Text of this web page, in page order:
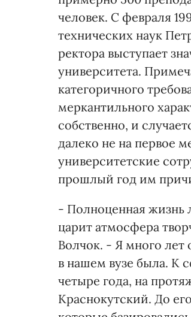
человек. С февраля
технических наук
ректора выступает
университета.
категоричного
меркантильного
собственно, и
далеко не на первое
университетские
прошлый год им
- Полноценная жизнь
царит атмосфера
Волчок. - Я много лет
в нашем вузе была. К
четыре года, на
Краснокутский. До